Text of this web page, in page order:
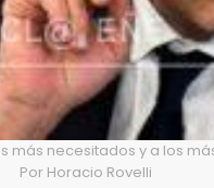
más necesitados y a los
Por Horacio Rovelli